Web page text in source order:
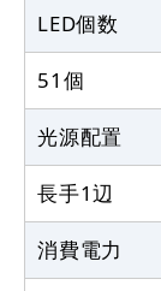
LED個数
51個
光源配置
長手1辺
消費電力